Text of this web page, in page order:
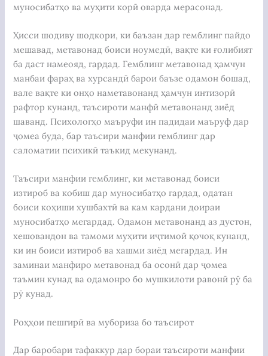
муносибатҳо ва муҳити корӣ оварда мерасонад.
Ҳисси шодиву шодкори, ки баъзан дар гемблинг пайдо
мешавад, метавонад боиси ноумедӣ, вақте ки ғолибият
ба даст намеояд, гардад. Гемблинг метавонад ҳамчун
манбаи фараҳ ва хурсандӣ барои баъзе одамон бошад,
вале вақте ки онҳо наметавонанд ҳамчун интизорӣ
рафтор кунанд, таъсироти манфӣ метавонанд зиёд
шаванд. Психологҳо маъруфи ин падидаи маъруф дар
ҷомеа буда, бар таъсири манфии гемблинг дар
саломатии психикӣ таъкид мекунанд.
Таъсири манфии гемблинг, ки метавонад боиси
изтироб ва кобиш дар муносибатҳо гардад, одатан
боиси коҳиши хушбахтӣ ва кам кардани доираи
муносибатҳо мегардад. Одамон метавонанд аз дустон,
хешовандон ва тамоми муҳити иҷтимоӣ қочоқ кунанд,
ки ин боиси изтироб ва хашми зиёд мегардад. Ин
заминаи манфиро метавонад ба осонӣ дар ҷомеа
таъмин кунад ва одамонро бо мушкилоти равонӣ рӯ ба
рӯ кунад.
Роҳҳои пешгирӣ ва мубориза бо таъсирот
Дар баробари тафаккур дар бораи таъсироти манфии